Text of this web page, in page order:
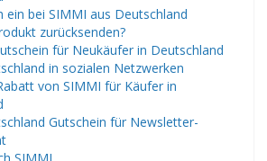
ein bei SIMMI aus Deutschland
zurücksenden?
für Neukäufer in Deutschland
in sozialen Netzwerken
von SIMMI für Käufer in
Gutschein für Newsletter-